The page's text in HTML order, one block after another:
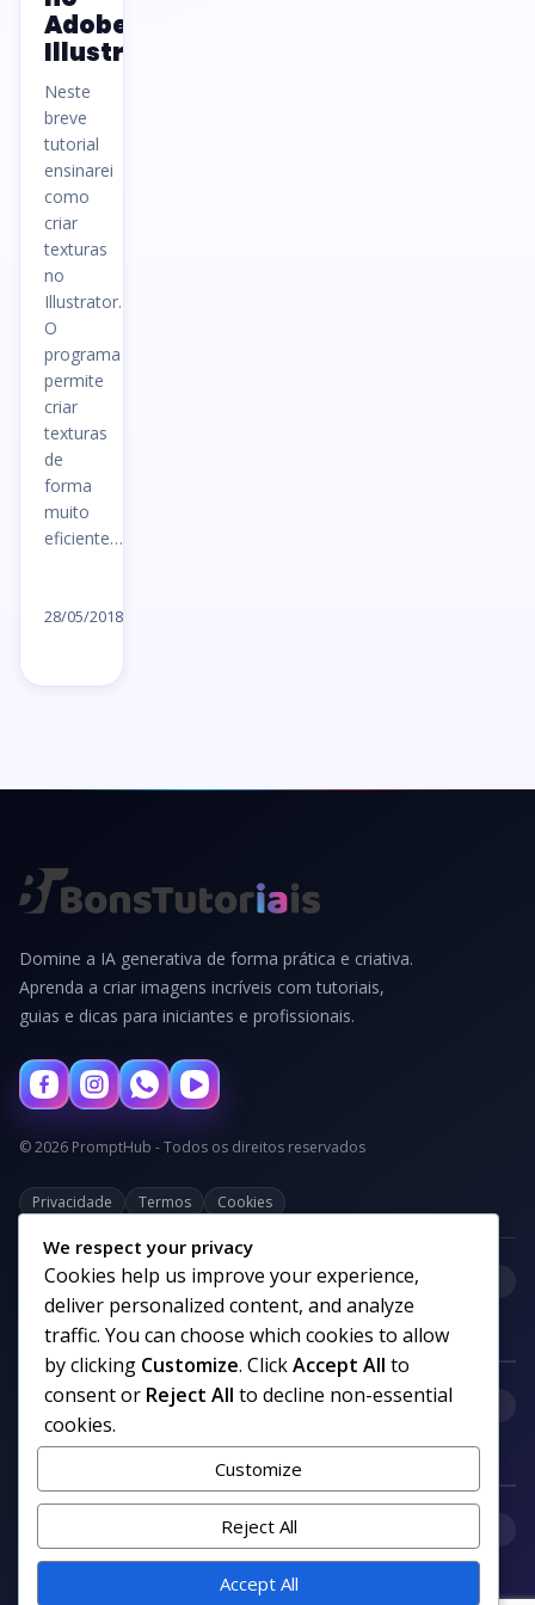
Adobe
Illustrator
Neste
breve
tutorial
ensinarei
como
criar
texturas
no
Illustrator.
O
programa
permite
criar
texturas
de
forma
muito
eficiente…
28/05/2018
Domine a IA generativa de forma prática e criativa.
Aprenda a criar imagens incríveis com tutoriais,
guias e dicas para iniciantes e profissionais.
© 2026 PromptHub - Todos os direitos reservados
Privacidade Termos Cookies
Categorias
Links uteis
We respect your privacy
Cookies help us improve your experience,
deliver personalized content, and analyze
traffic. You can choose which cookies to allow
by clicking Customize. ClickAccept All to
consent or Reject All to decline non-essential
cookies.
Customize
Reject All
Accept All